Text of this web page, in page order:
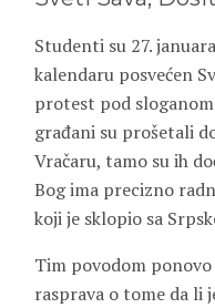
Studenti su 27.
kalendaru posvećen
protest pod
građani su prošetali
Vračaru, tamo su ih
Bog ima precizno
koji je sklopio sa
Tim povodom
rasprava o tome da li